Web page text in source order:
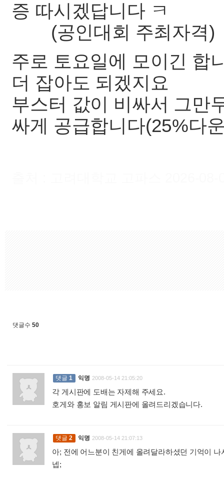
증 따시겠답니다 ㅋ
(공인대회 주최자격)
주로 토요일에 모이긴 합
더 잡아도 되겠지요
부스터 값이 비싸서 그만
싸게 공급합니다(25%다
댓글수 50
댓글 1 익명 2008-05-14 21:05:20
각 게시판에 도배는 자제해 주세요.
호게와 홍보 알림 게시판에 올려드리겠습니다.
댓글 2 익명 2008-05-14 21:07:13
아; 전에 어느분이 친게에 올려달라하셨던 기억이
넵;